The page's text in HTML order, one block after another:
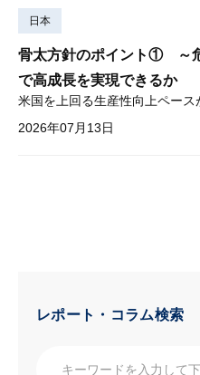
日本
骨太方針のポイント① ～
で高成長を実現できるか
2026年07月13日
レポート・コラム検索